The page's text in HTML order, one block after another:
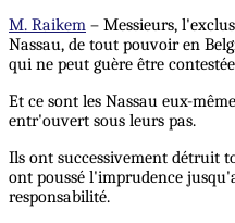
M. Raikem – Messieurs,
Nassau, de tout pouvoir en
qui ne peut guère être
Et ce sont les Nassau eux-
entr'ouvert sous leurs pas.
Ils ont successivement détruit
ont poussé l'imprudence
responsabilité.